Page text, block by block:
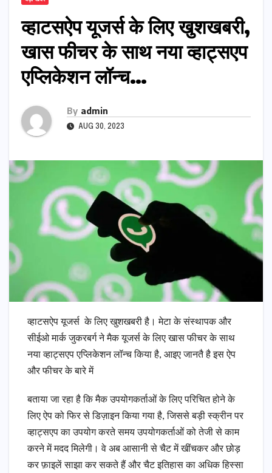
व्हाटसऐप यूजर्स के लिए खुशखबरी,
खास फीचर के साथ नया व्हाट्सएप
एप्लिकेशन लॉन्च…
By admin
AUG 30, 2023
व्हाटसऐप यूजर्स के लिए खुशखबरी है। मेटा के संस्थापक और
सीईओ मार्क जुकरबर्ग ने मैक यूजर्स के लिए खास फीचर के साथ
नया व्हाट्सएप एप्लिकेशन लॉन्च किया है, आइए जानतै है इस ऐप
और फीचर के बारे में
बताया जा रहा है कि मैक उपयोगकर्ताओं के लिए परिचित होने के
लिए ऐप को फिर से डिज़ाइन किया गया है, जिससे बड़ी स्क्रीन पर
व्हाट्सएप का उपयोग करते समय उपयोगकर्ताओं को तेजी से काम
करने में मदद मिलेगी। वे अब आसानी से चैट में खींचकर और छोड़
कर फ़ाइलें साझा कर सकते हैं और चैट इतिहास का अधिक हिस्सा